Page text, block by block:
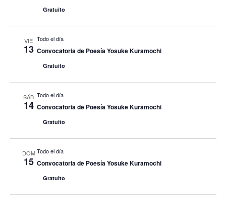
Gratuito
VIE
13
Todo el día
Convocatoria de Poesía Yosuke Kuramochi
Gratuito
SÁB
14
Todo el día
Convocatoria de Poesía Yosuke Kuramochi
Gratuito
DOM
15
Todo el día
Convocatoria de Poesía Yosuke Kuramochi
Gratuito